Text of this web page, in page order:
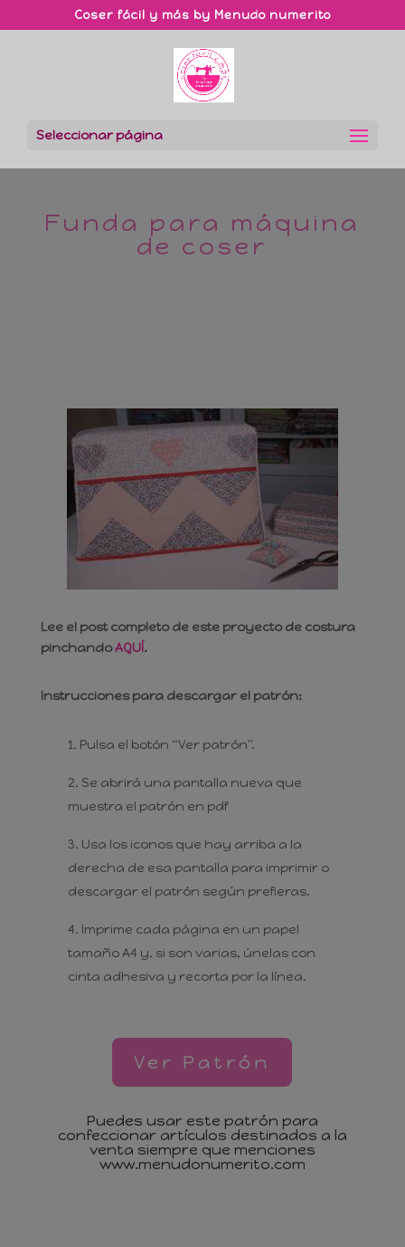
Coser fácil y más by Menudo numerito
Seleccionar página
Funda para máquina
de coser
Lee el post completo de este proyecto de costura
pinchandoAQUÍ.
Instrucciones para descargar el patrón:
Pulsa el botón “Ver patrón".
Se abrirá una pantalla nueva que
muestra el patrón en pdf
Usa los iconos que hay arriba a la
derecha de esa pantalla para imprimir o
descargar el patrón según prefieras.
Imprime cada página en un papel
tamaño A4 y, si son varias, únelas con
cinta adhesiva y recorta por la línea.
Ver Patrón
Puedes usar este patrón para
confeccionar artículos destinados a la
venta siempre que menciones
www.menudonumerito.com